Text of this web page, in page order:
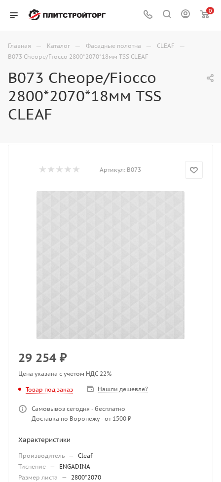
0
Главная — Каталог — Фасадные полотна — CLEAF —
B073 Cheope/Fiocco 2800*2070*18мм TSS CLEAF
B073 Cheope/Fiocco
2800*2070*18мм TSS
CLEAF
Артикул: B073
29 254 ₽
Цена указана с учетом НДС 22%
Товар под заказ Нашли дешевле?
Самовывоз сегодня - бесплатно
Доставка по Воронежу - от 1500 ₽
Характеристики
Производитель — Cleaf
Тиснение —
ENGADINA
Размер листа
— 2800*2070